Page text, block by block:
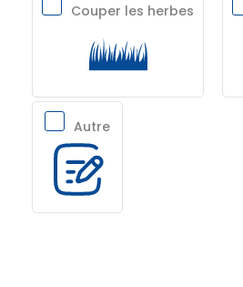
Couper les herbes
Autre